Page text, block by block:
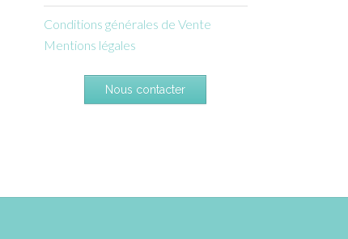
Conditions générales de Vente
Mentions légales
Nous contacter